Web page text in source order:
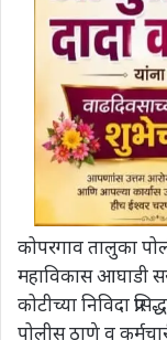
कोपरगाव तालुका
महाविकास आघाडी
कोटीच्या निविदा
पोलीस ठाणे व